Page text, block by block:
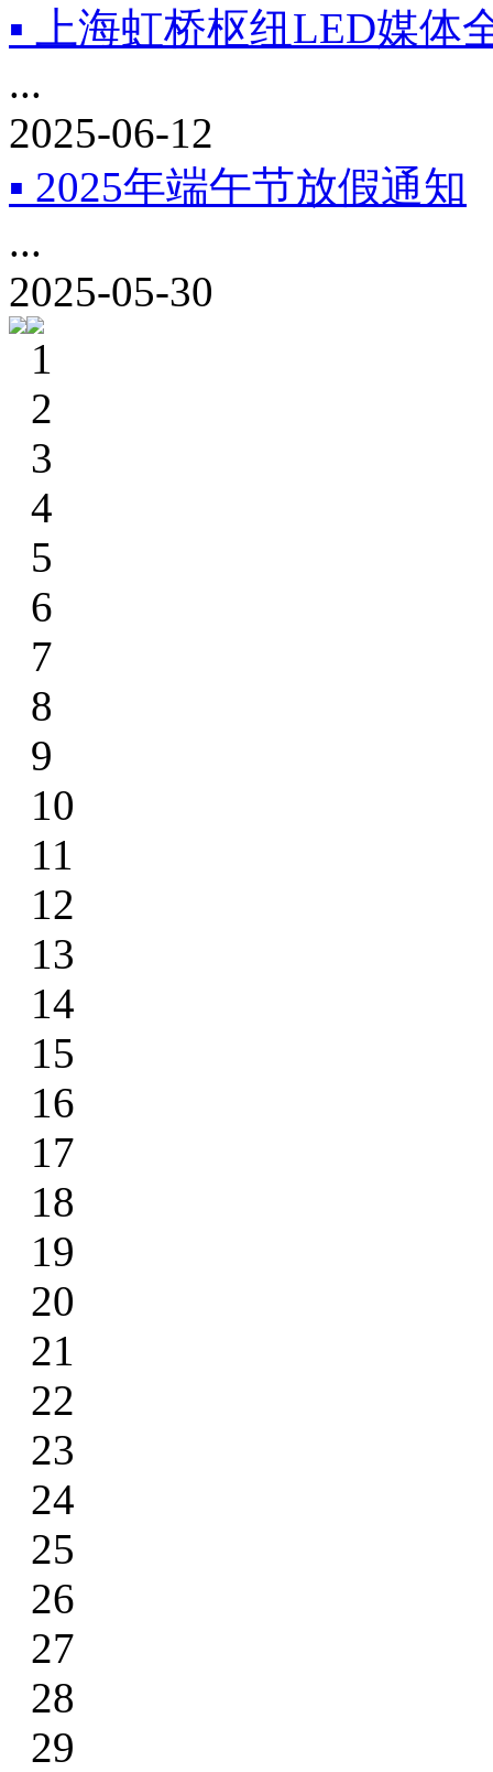
▪ 上海虹桥枢纽LED媒体
...
2025-06-12
▪ 2025年端午节放假通知
...
2025-05-30
1
2
3
4
5
6
7
8
9
10
11
12
13
14
15
16
17
18
19
20
21
22
23
24
25
26
27
28
29